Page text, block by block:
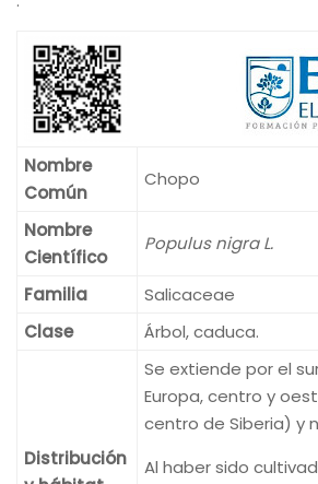
Nombre
Común
Chopo
Nombre
Científico
Populus nigra L.
Familia
Salicaceae
Clase
Árbol, caduca.
Distribución
Se extiende por el
Europa, centro y
centro de Siberia) y
Al haber sido